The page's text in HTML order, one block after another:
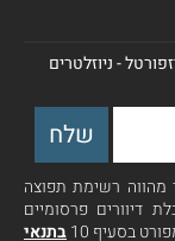
- ניוזלטרים
רשימת תפוצה
דיוורים פרסומיים
בסעיף 10
בתנאי